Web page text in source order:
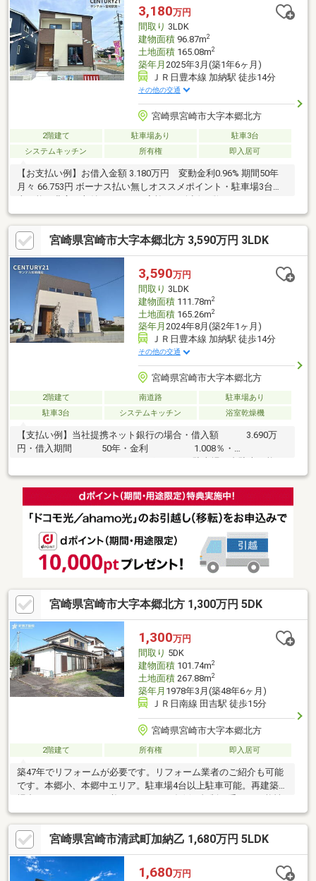
のお買い物にも便利です♪ 3,180万円
間取り 3LDK
建物面積96.87m2
土地面積165.08m2
築年月 2025年3月(築1年6ヶ月)
ＪＲ日豊本線 加納駅 徒歩14分
その他の交通
宮崎県宮崎市大字本郷北方
2階建て 駐車場あり
駐車3台
システムキッチン
所有権 即入居可
【お支払い例】お借入金額 3.180万円 変動金利0.96% 期間50年
月々 66.753円 ボーナス払い無しオススメポイント・駐車場3台駐
車可能・豊富な収納スペース・家族との会話も弾むカウンターキ
ッチン・清潔感がありお手入れがしやすい人造大理石のシンク・
【省令準耐火構造】 外部の延焼、各室の防火、他室への延焼遅
延・明るい南向きのお部屋周辺環境マルショク加納店 営業時間
9:00～22:00でお仕事帰りのお買い物にも最適です♪
宮崎県宮崎市大字本郷北方 3,590万円 3LDK
3,590万円
間取り 3LDK
建物面積111.78m2
土地面積165.26m2
築年月 2024年8月(築2年1ヶ月)
ＪＲ日豊本線 加納駅 徒歩14分
その他の交通
宮崎県宮崎市大字本郷北方
2階建て 南道路
駐車場あり
駐車3台
システムキッチン 浴室乾燥機
【支払い例】当社提携ネット銀行の場合・借入額 3.690万
円・借入期間 50年・金利 1.008％・
豊富な収納スペース・家族との会話も弾むカウンターキッチン・
清潔感がありお手入れがしやすい人造大理石のシンク・【省令準
耐火構造】 外部の延焼、各室の防火、他室への延焼遅延・明る
い南向きのお部屋周辺環境マルショク加納店 営業時間9:00～
宮崎県宮崎市大字本郷北方 1,300万円 5DK
1,300万円
間取り 5DK
建物面積101.74m2
土地面積267.88m2
築年月 1978年3月(築48年6ヶ月)
ＪＲ日南線 田吉駅 徒歩15分
宮崎県宮崎市大字本郷北方
2階建て 所有権 即入居可
築47年でリフォームが必要です。リフォーム業者のご紹介も可能
です。本郷小、本郷中エリア。駐車場4台以上駐車可能。再建築の
場合、セットバックが必要です。がけ条例の規制を受ける可能性
もあります。
宮崎県宮崎市清武町加納乙 1,680万円 5LDK
1,680万円